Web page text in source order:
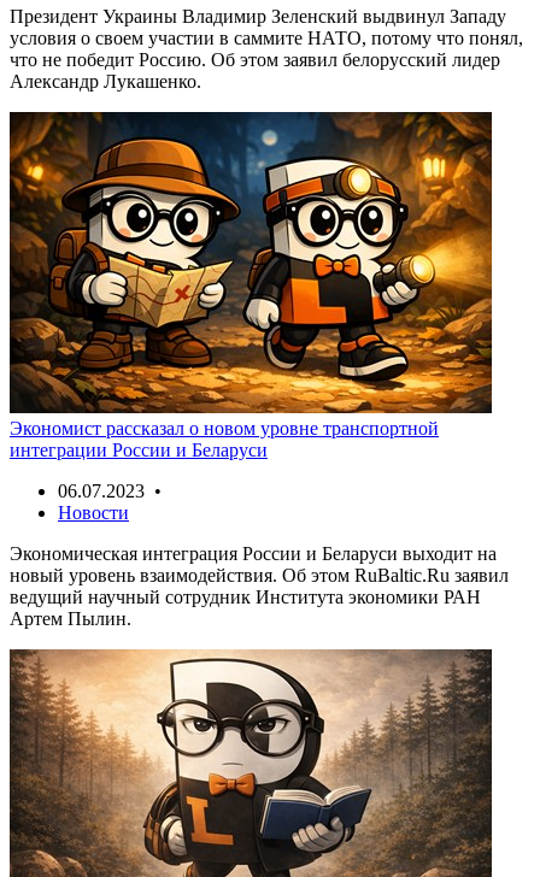
Президент Украины Владимир Зеленский выдвинул Западу
условия о своем участии в саммите НАТО, потому что понял,
что не победит Россию. Об этом заявил белорусский лидер
Александр Лукашенко.
Экономист рассказал о новом уровне транспортной
интеграции России и Беларуси
06.07.2023 •
Новости
Экономическая интеграция России и Беларуси выходит на
новый уровень взаимодействия. Об этом RuBaltic.Ru заявил
ведущий научный сотрудник Института экономики РАН
Артем Пылин.